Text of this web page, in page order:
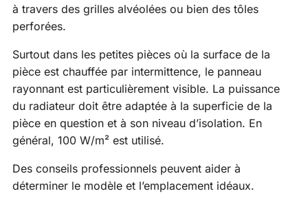
à travers des grilles alvéolées ou bien des tôles
perforées.
Surtout dans les petites pièces où la surface de la
pièce est chauffée par intermittence, le panneau
rayonnant est particulièrement visible. La puissance
du radiateur doit être adaptée à la superficie de la
pièce en question et à son niveau d’isolation. En
général, 100 W/m² est utilisé.
Des conseils professionnels peuvent aider à
déterminer le modèle et l’emplacement idéaux.